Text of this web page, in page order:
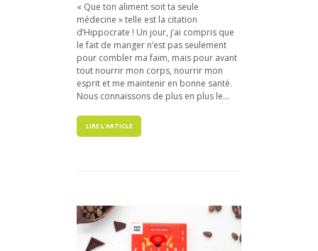
« Que ton aliment soit ta seule
médecine » telle est la citation
d’Hippocrate ! Un jour, j’ai compris que
le fait de manger n’est pas seulement
pour combler ma faim, mais pour avant
tout nourrir mon corps, nourrir mon
esprit et me maintenir en bonne santé.
Nous connaissons de plus en plus le...
LIRE L'ARTICLE